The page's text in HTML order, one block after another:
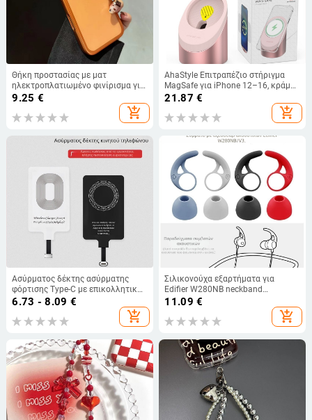
Θήκη προστασίας με ματ
ηλεκτροπλατιωμένο φινίρισμα για
iPhone 13/13 Pro/13 Pro Max και
iPhone 14/14 Pro/14 Pro Max/14
Max — πλήρης προστασία,
θερμότητας, αντιαποτυπώματα
9.25 €
add_shopping_cart
AhaStyle Επιτραπέζιο στήριγμα
MagSafe για iPhone 12–16, κράμα
αλουμινίου, PT134
21.87 €
add_shopping_cart
Ασύρματος δέκτης ασύρματης
φόρτισης Type-C με επικολλητικό
πηνίο αισθητήρα, καθολικός, AFC,
5W, 1A έξοδος, άμεση φόρτιση
6.73 - 8.09 €
add_shopping_cart
Σιλικονούχα εξαρτήματα για
Edifier W280NB neckband
Bluetooth — φτερά και ακουστικά,
ανάγλυφη επιφάνεια, μορφή ημι-
πακέτο, γενικού σκοπού, συμβατό
11.09 €
add_shopping_cart